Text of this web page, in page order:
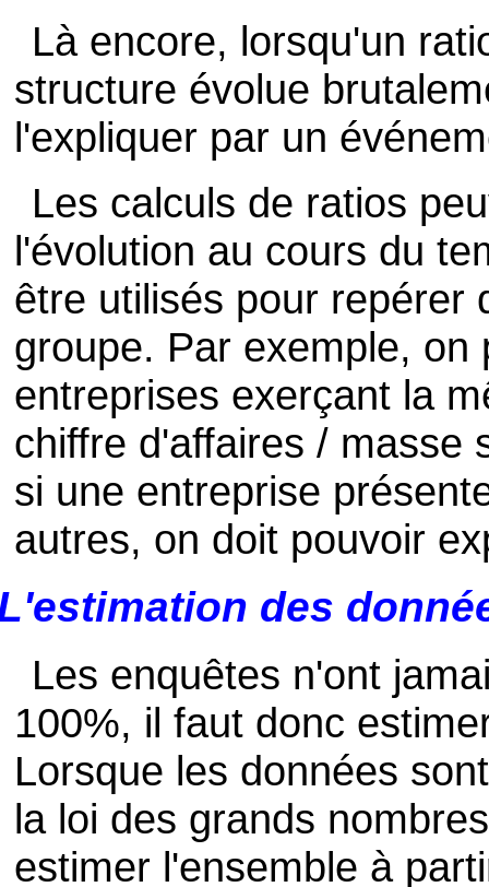
Là encore, lorsqu'un
structure évolue
l'expliquer par un
Les calculs de ratios
l'évolution au cours du
être utilisés pour repérer
groupe. Par exemple, on
entreprises exerçant la
chiffre d'affaires / masse
si une entreprise
autres, on doit pouvoir
des
Les enquêtes n'ont
100%, il faut donc
Lorsque les données
la loi des grands
estimer l'ensemble à